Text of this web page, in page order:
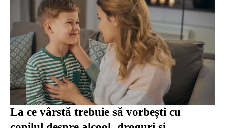
La ce vârstă trebuie să vorbești cu